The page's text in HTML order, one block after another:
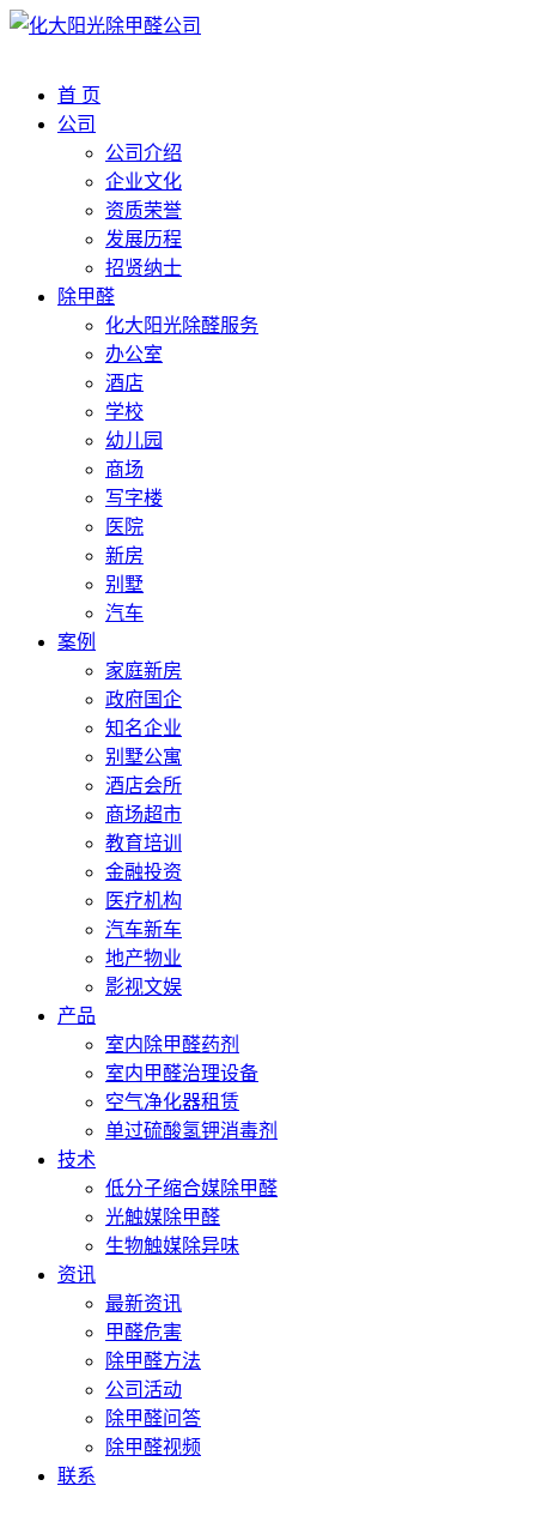
首 页
公司
公司介绍
企业文化
资质荣誉
发展历程
招贤纳士
除甲醛
化大阳光除醛服务
办公室
酒店
学校
幼儿园
商场
写字楼
医院
新房
别墅
汽车
案例
家庭新房
政府国企
知名企业
别墅公寓
酒店会所
商场超市
教育培训
金融投资
医疗机构
汽车新车
地产物业
影视文娱
产品
室内除甲醛药剂
室内甲醛治理设备
空气净化器租赁
单过硫酸氢钾消毒剂
技术
低分子缩合媒除甲醛
光触媒除甲醛
生物触媒除异味
资讯
最新资讯
甲醛危害
除甲醛方法
公司活动
除甲醛问答
除甲醛视频
联系